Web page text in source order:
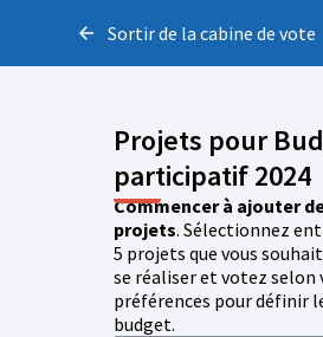
Sortir de la cabine de vote
Projets pour
participatif 2024
Commencer à ajouter
projets. Sélectionnez
5 projets que vous
se réaliser et votez selon
préférences pour définir
budget.